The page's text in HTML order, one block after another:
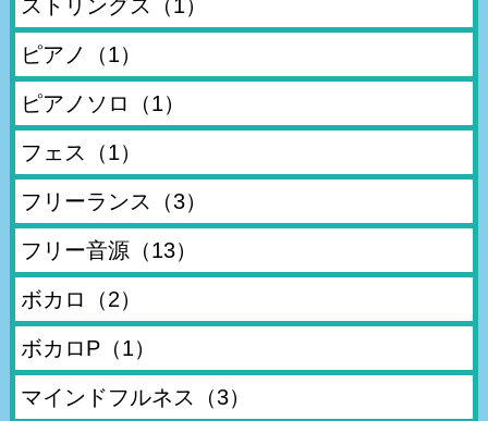
ストリングス （1）
ピアノ （1）
ピアノソロ （1）
フェス （1）
フリーランス （3）
フリー音源（13）
ボカロ （2）
ボカロP（1）
マインドフルネス （3）